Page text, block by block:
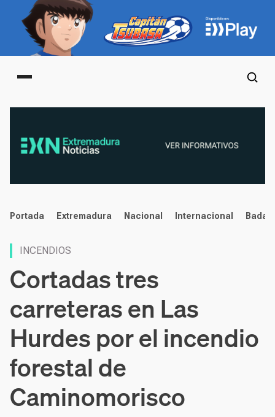
Main menu
noticias
Portada Extremadura Nacional Internacional
INCENDIOS
Cortadas tres
carreteras en Las
Hurdes por el incendio
forestal de
Caminomorisco